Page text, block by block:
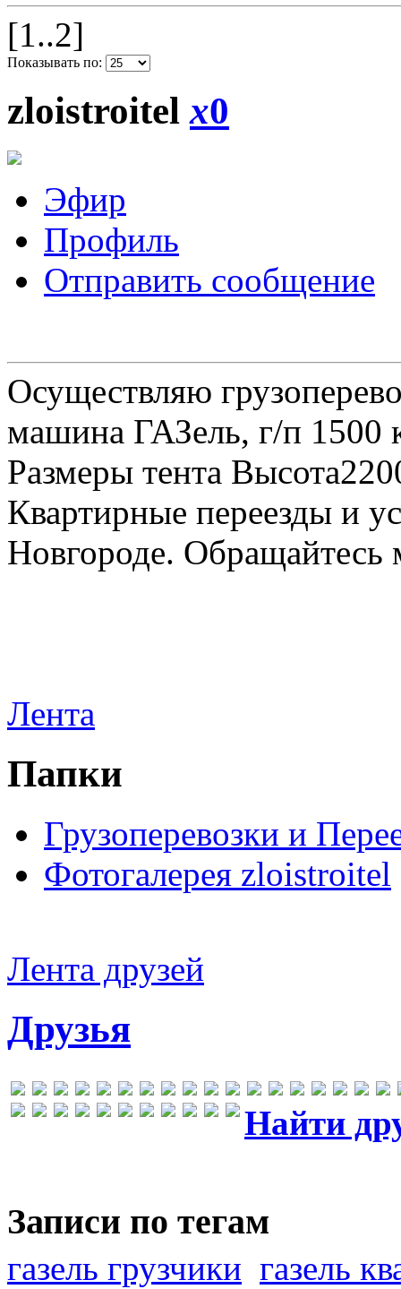
[1..2]
Показывать по:
zloistroitelx0
Эфир
Профиль
Отправить сообщение
Осуществляю
машина ГАЗель, г/п 1500
Размеры тента
Квартирные переезды и
Новгороде.
Лента
Папки
Грузоперевозки и
Фотогалерея zloistroitel
Лента друзей
Друзья
Найти
Записи по тегам
газель грузчики газель